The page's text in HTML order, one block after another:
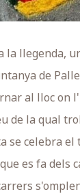
la llegenda,
de
al lloc on
de la qual
se celebra
es fa dels